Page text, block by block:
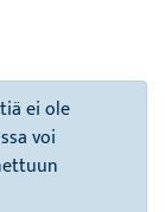
ei ole
voi